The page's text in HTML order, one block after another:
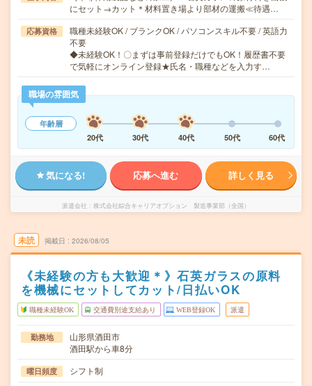
にセット→カット＊材料置き場より部材の運搬≪待遇…
応募資格
職種未経験OK / ブランクOK / パソコンスキル不要 / 英語力
不要
◆未経験OK！〇まずは事前登録だけでもOK！履歴書不要
で気軽にオンライン登録★氏名・職種などを入力す…
職場の雰囲気
年齢層
20代
30代 40代 50代 60代
気になる! 応募へ進む 詳しく見る
派遣会社 株式会社綜合キャリアオプション 製造事業部（全国）
未読 掲載日 2026/08/05
《未経験の方も大歓迎＊》石英ガラスの原料
を機械にセットしてカット/日払いOK
職種未経験OK 交通費別途支給あり WEB登録OK 派遣
勤務地
山形県酒田市
酒田駅から車8分
曜日頻度 シフト制